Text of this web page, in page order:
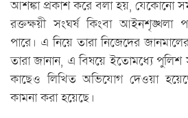
আশঙ্কা প্রকাশ করে বলা হয়, যেকোনো
রক্তক্ষয়ী সংঘর্ষ কিংবা আইনশৃঙ্খলা
পারে। এ নিয়ে তারা নিজেদের
তারা জানান, এ বিষয়ে ইতোমধ্যে
কাছেও লিখিত অভিযোগ দেওয়া
কামনা করা হয়েছে।